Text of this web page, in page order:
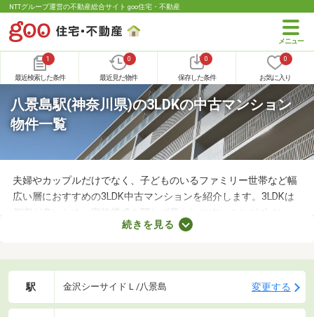
NTTグループ運営の不動産総合サイト goo住宅・不動産
1
最近検索した条件
0
最近見た物件
0
保存した条件
0
お気に入り
八景島駅(神奈川県)の3LDKの中古マンション
物件一覧
夫婦やカップルだけでなく、子どものいるファミリー世帯など幅
広い層におすすめの3LDK中古マンションを紹介します。3LDKは
個室が多いため、家族構成を問わず暮らしやすいことがポイン
ト。寝室・収納部屋・書斎など、家族の希望にあわせて使い方を
実した暮らしを実現できるでしょう。
続きを見る
駅 金沢シーサイドＬ/八景島 変更する